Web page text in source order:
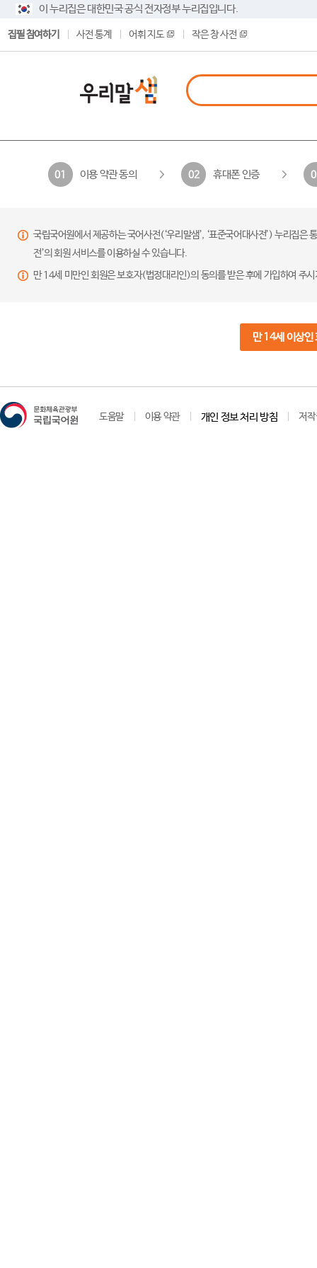
이 누리집은 대한민국 공식 전자정부 누리집입니다.
집필 참여하기 사전 통계 어휘 지도 작은 창 사전
01 이용 약관 동의 02 휴대폰 인증
국립국어원에서 제공하는 국어사전(‘우리말샘’, ‘표준국어대사전’) 누리집
전’의 회원 서비스를 이용하실 수 있습니다.
만 14세 미만인 회원은 보호자(법정대리인)의 동의를 받은 후에 가입하여 주
만 14세 이상인
도움말 이용 약관 개인 정보 처리 방침 저